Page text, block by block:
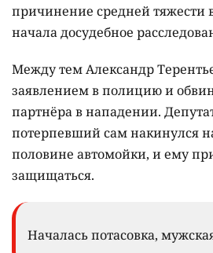
причинение средней тяжести
начала досудебное
Между тем Александр
заявлением в полицию и
партнёра в нападении.
потерпевший сам накинулся
половине автомойки, и ему
защищаться.
Началась потасовка,